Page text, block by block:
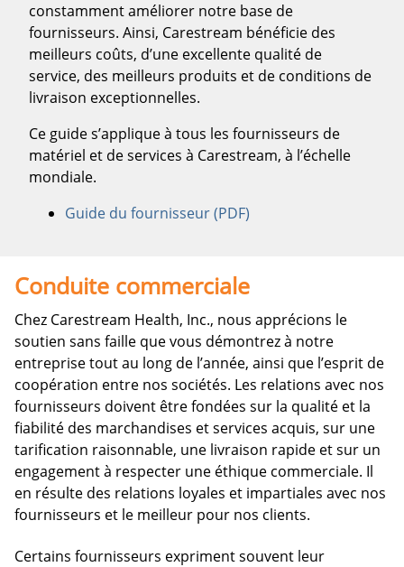
constamment améliorer notre base de
fournisseurs. Ainsi, Carestream bénéficie des
meilleurs coûts, d’une excellente qualité de
service, des meilleurs produits et de conditions de
livraison exceptionnelles.
Ce guide s’applique à tous les fournisseurs de
matériel et de services à Carestream, à l’échelle
mondiale.
Guide du fournisseur (PDF)
Conduite commerciale
Chez Carestream Health, Inc., nous apprécions le
soutien sans faille que vous démontrez à notre
entreprise tout au long de l’année, ainsi que l’esprit de
coopération entre nos sociétés. Les relations avec nos
fournisseurs doivent être fondées sur la qualité et la
fiabilité des marchandises et services acquis, sur une
tarification raisonnable, une livraison rapide et sur un
engagement à respecter une éthique commerciale. Il
en résulte des relations loyales et impartiales avec nos
fournisseurs et le meilleur pour nos clients.
Certains fournisseurs expriment souvent leur